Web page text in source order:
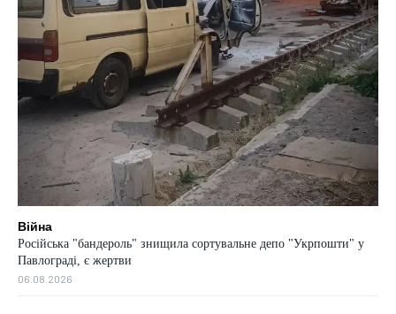
Війна
Російська "бандероль" знищила сортувальне депо "Укрпошти" у
Павлограді, є жертви
06.08.2026